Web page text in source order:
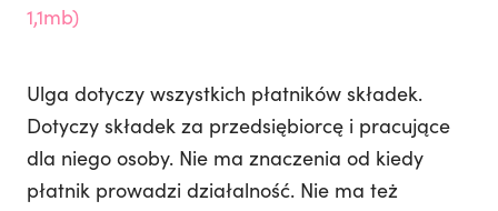
1,1mb)
Ulga dotyczy wszystkich płatników składek.
Dotyczy składek za przedsiębiorcę i pracujące
dla niego osoby. Nie ma znaczenia od kiedy
płatnik prowadzi działalność. Nie ma też